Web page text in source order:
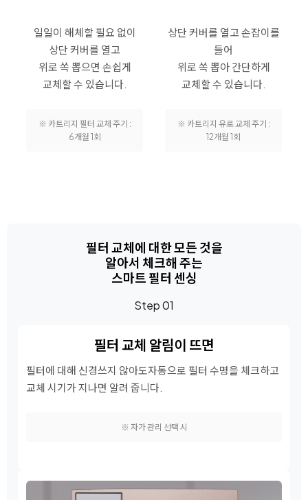
일일이 해체할 필요 없이
상단 커버를 열고
위로 쏙 뽑으면 손쉽게
교체할 수 있습니다.
※ 카트리지 필터 교체 주기 :
6개월 1회
상단 커버를 열고 손잡이를
들어
위로 쏙 뽑아 간단하게
교체할 수 있습니다.
※ 카트리지 유로 교체 주기 :
12개월 1회
필터 교체에 대한 모든 것을
알아서 체크해 주는
스마트 필터 센싱
Step 01
필터 교체 알림이 뜨면
필터에 대해 신경쓰지 않아도자동으로 필터 수명을 체크하고
교체 시기가 지나면 알려 줍니다.
※ 자가 관리 선택 시